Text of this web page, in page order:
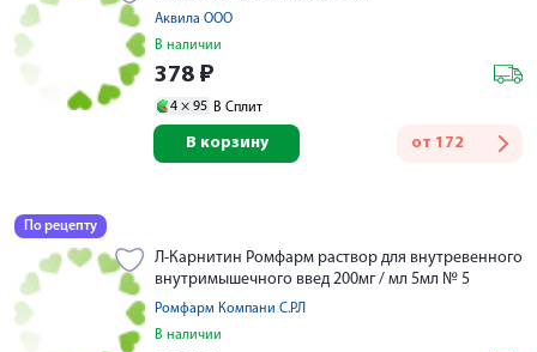
Аквила ООО
В наличии
378 ₽
4 × 95 В Сплит
от 172
В корзину
По рецепту
Л-Карнитин Ромфарм раствор для внутревенного
внутримышечного введ 200мг / мл 5мл № 5
Ромфарм Компани С.Р.Л
В наличии